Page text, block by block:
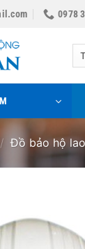
0978
/ Đồ bảo hộ